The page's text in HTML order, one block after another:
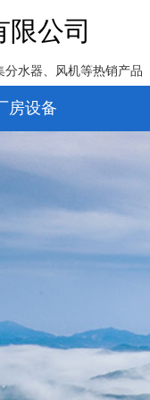
公司
水器、风机等热销产品
房设备